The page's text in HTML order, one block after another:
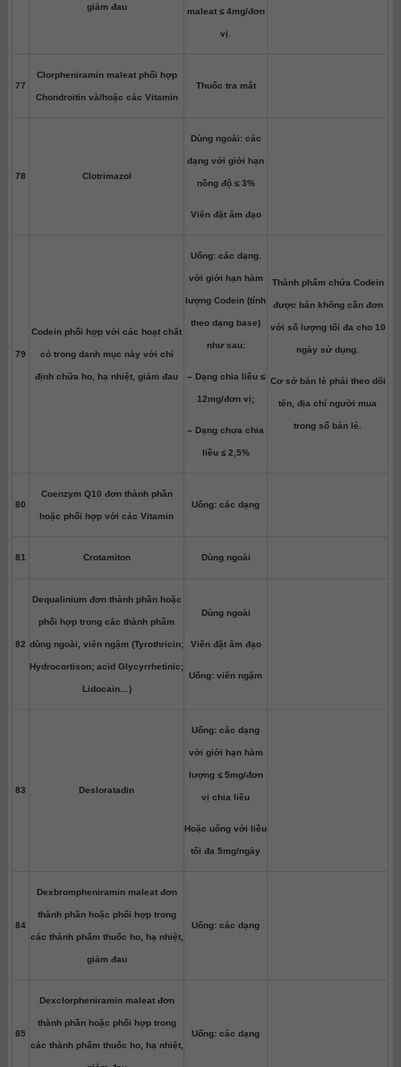
giảm đau maleat ≤ 4mg/đơn
vị.
77
Clorpheniramin maleat phối hợp
Chondroitin và/hoặc các Vitamin
Thuốc tra mắt
78 Clotrimazol
Dùng ngoài: các
dạng với giới hạn
nồng độ ≤ 3%
Viên đặt âm đạo
79
Codein phối hợp với các hoạt chất
có trong danh mục này với chỉ
định chữa ho, hạ nhiệt, giảm đau
Uống: các dạng.
với giới hạn hàm
lượng Codein (tính
theo dạng base)
như sau:
– Dạng chia liều ≤
12mg/đơn vị;
– Dạng chưa chia
liều ≤ 2,5%
Thành phẩm chứa Codein
được bán không cần đơn
với số lượng tối đa cho 10
ngày sử dụng.
Cơ sở bán lẻ phải theo dõi
tên, địa chỉ người mua
trong sổ bán lẻ.
80
Coenzym Q10 đơn thành phần
hoặc phối hợp với các Vitamin
Uống: các dạng
81 Crotamiton Dùng ngoài
82
Dequalinium đơn thành phần hoặc
phối hợp trong các thành phẩm
dùng ngoài, viên ngậm (Tyrothricin;
Hydrocortison; acid Glycyrrhetinic;
Lidocain…)
Dùng ngoài
Viên đặt âm đạo
Uống: viên ngậm
83 Desloratadin
Uống: các dạng
với giới hạn hàm
lượng ≤ 5mg/đơn
vị chia liều
Hoặc uống với liều
tối đa 5mg/ngày
84
Dexbrompheniramin maleat đơn
thành phần hoặc phối hợp trong
các thành phẩm thuốc ho, hạ nhiệt,
giảm đau
Uống: các dạng
85
Dexclorpheniramin maleat đơn
thành phần hoặc phối hợp trong
các thành phẩm thuốc ho, hạ nhiệt,
Uống: các dạng